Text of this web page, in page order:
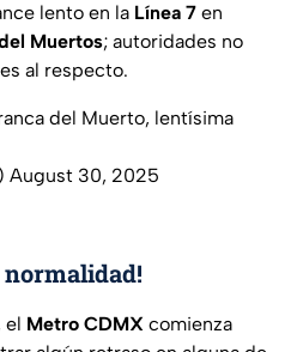
lento en la Línea 7 en
Muertos; autoridades no
al respecto.
del Muerto, lentísima
August 30, 2025
normalidad!
el Metro CDMX comienza